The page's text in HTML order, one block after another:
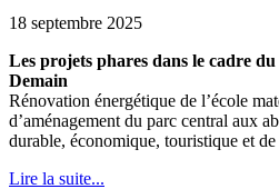
18 septembre 2025
Les projets phares dans le cadre
Demain
Rénovation énergétique de l’école
d’aménagement du parc central aux
durable, économique, touristique et
Lire la suite...